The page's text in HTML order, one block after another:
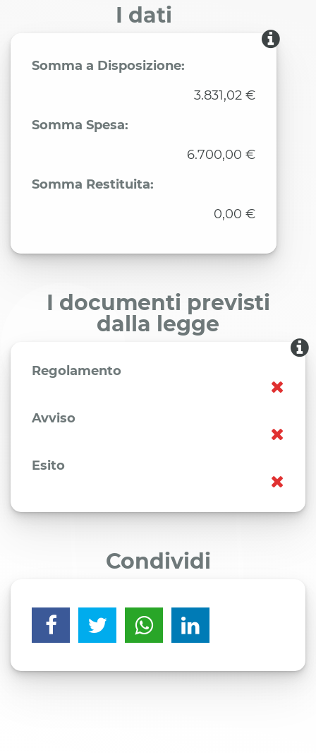
I dati
Somma a Disposizione:
3.831,02 €
Somma Spesa:
6.700,00 €
Somma Restituita:
0,00 €
I documenti previsti
dalla legge
Regolamento
Avviso
Esito
Condividi